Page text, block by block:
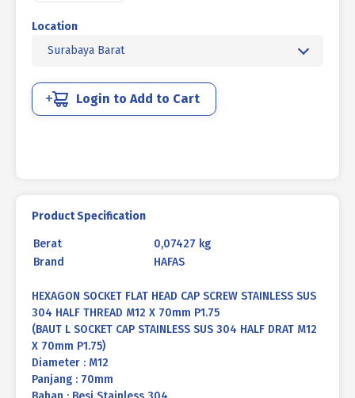
SOCKET
CAP
304
HALF
Location
Surabaya Barat
Login to Add to Cart
Product Specification
Berat
0,07427 kg
Brand
HAFAS
HEXAGON SOCKET FLAT HEAD CAP SCREW STAINLESS SUS
304 HALF THREAD M12 X 70mm P1.75
(BAUT L SOCKET CAP STAINLESS SUS 304 HALF DRAT M12
X 70mm P1.75)
Diameter : M12
Panjang : 70mm